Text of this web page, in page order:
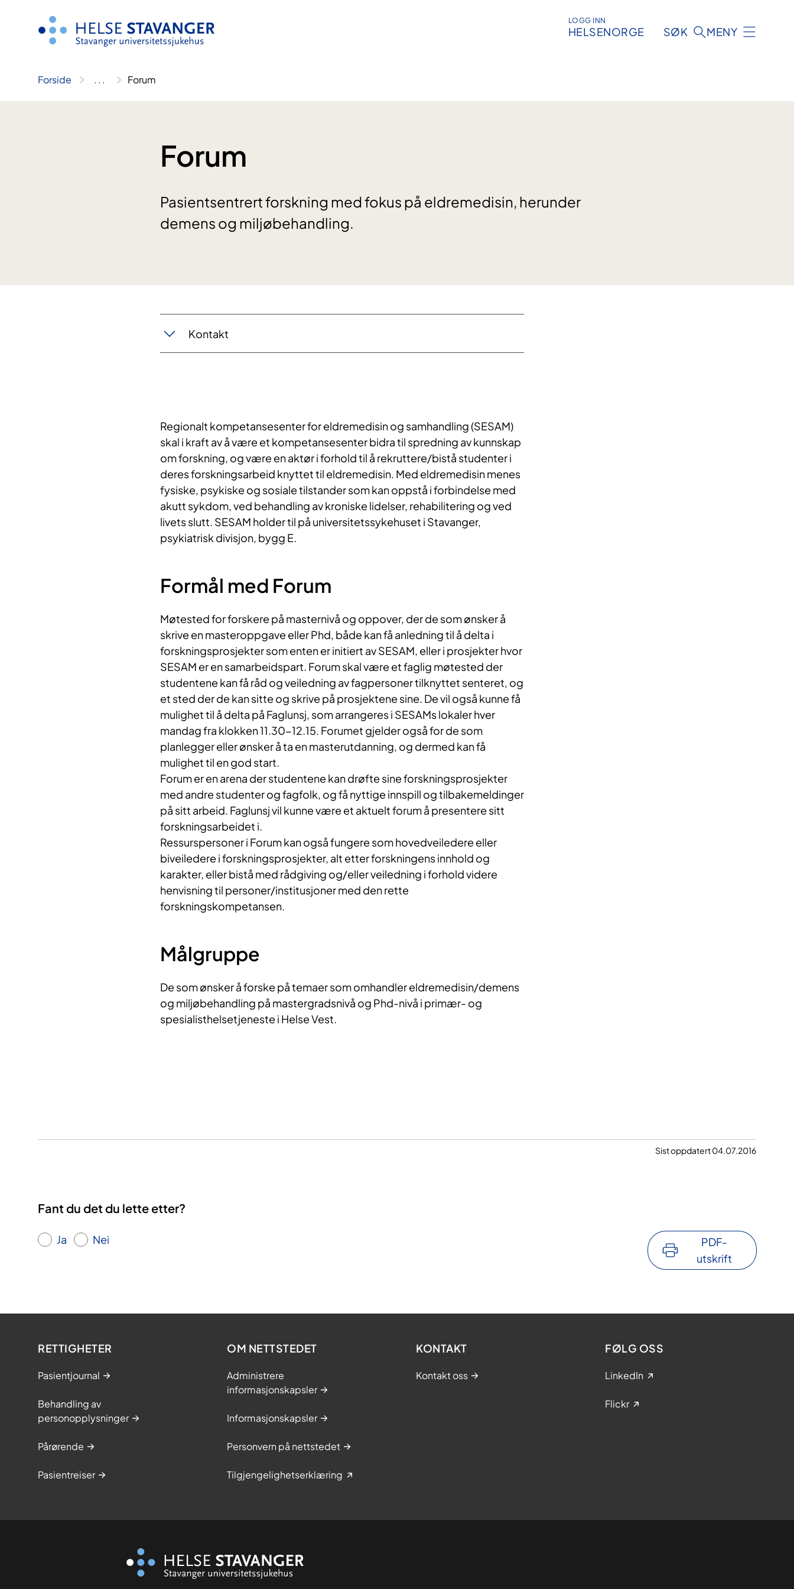
LOGG INN
HELSENORGE SØK MENY
Forside .. . Forum
Forum
Pasientsentrert forskning med fokus på eldremedisin, herunder
demens og miljøbehandling.
​Kontakt
Regionalt kompetansesenter for eldremedisin og samhandling (SESAM)
skal i kraft av å være et kompetansesenter bidra til spredning av kunnskap
om forskning, og være en aktør i forhold til å rekruttere/bistå studenter i
deres forskningsarbeid knyttet til eldremedisin. Med eldremedisin menes
fysiske, psykiske og sosiale tilstander som kan oppstå i forbindelse med
akutt sykdom, ved behandling av kroniske lidelser, rehabilitering og ved
livets slutt. SESAM holder til på universitetssykehuset i Stavanger,
psykiatrisk divisjon, bygg E.
Formål med Forum
Møtested for forskere på masternivå og oppover, der de som ønsker å
skrive en masteroppgave eller Phd, både kan få anledning til å delta i
forskningsprosjekter som enten er initiert av SESAM, eller i prosjekter hvor
SESAM er en samarbeidspart. Forum skal være et faglig møtested der
studentene kan få råd og veiledning av fagpersoner tilknyttet senteret, og
et sted der de kan sitte og skrive på prosjektene sine. De vil også kunne få
mulighet til å delta på Faglunsj, som arrangeres ​i SESAMs lokaler hver
mandag fra klokken 11.30-12.15. Forumet gjelder også for de som
planlegger eller ønsker å ta en masterutdanning, og dermed kan få
mulighet til en god start.
Forum er en arena der studentene kan drøfte sine forskningsprosjekter
med andre studenter og fagfolk, og få nyttige ​innspill og tilbakemeldinger
på sitt arbeid. Faglunsj vil kunne være et aktuelt forum å presentere sitt
forskningsarbeidet i.
Ressurspersoner i Forum kan også fungere som hovedveiledere eller
biveiledere i forskningsprosjekter, alt etter forskningens innhold og
karakter, eller bistå med rådgiving og/eller veiledning i forhold videre
henvisning til personer/institusjoner med den rette
forskningskompetansen.
Målgruppe
De som ønsker å forske på temaer som omhandler eldremedisin/demens
og miljøbehandling på mastergradsnivå og Phd-nivå i primær- og
spesialisthelsetjeneste i Helse Vest.
Sist oppdatert 04.07.2016
Fant du det du lette etter?
Ja Nei
PDF-
utskrift
RETTIGHETER
Pasientjournal
Behandling av
personopplysninger
Pårørende
Pasientreiser
OM NETTSTEDET
Administrere
informasjonskapsler
Informasjonskapsler
Personvern på nettstedet
Tilgjengelighetserklæring
KONTAKT
Kontakt oss
FØLG OSS
LinkedIn
Flickr